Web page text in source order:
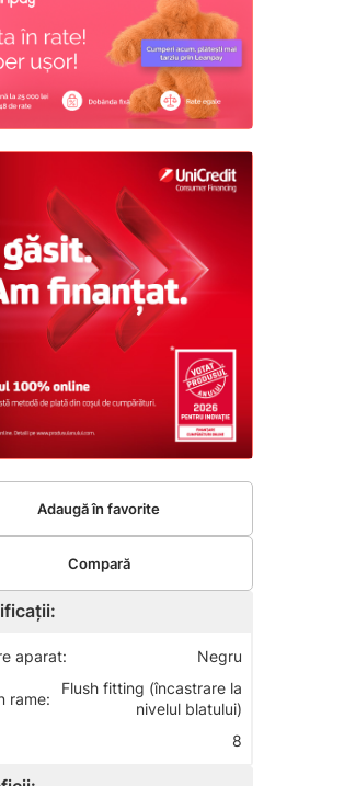
aparat: Negru
rame:
Flush fitting (încastrare la
nivelul blatului)
8
Adaugă în favorite
Compară